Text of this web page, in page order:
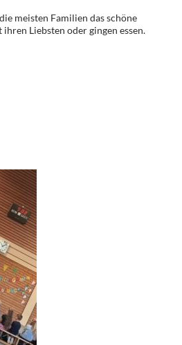
meisten Familien das schöne
Liebsten oder gingen essen.